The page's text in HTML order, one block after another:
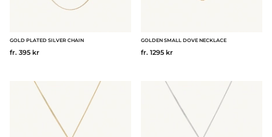
GOLD PLATED SILVER CHAIN
fr. 395 kr
GOLDEN SMALL DOVE NECKLACE
fr. 1295 kr